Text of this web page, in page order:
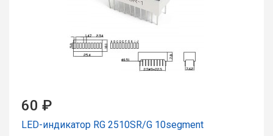
60 ₽
LED-индикатор RG 2510SR/G 10segment